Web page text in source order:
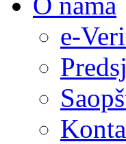
e-